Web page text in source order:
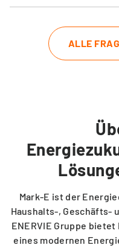
Umlagen oder Abgaben
sinken sollten, geben wir
entstehen, an Sie
wir an den Fiskus
ALLE
Mark-E ist der
Haushalts-, Geschäfts-
ENERVIE Gruppe
eines modernen